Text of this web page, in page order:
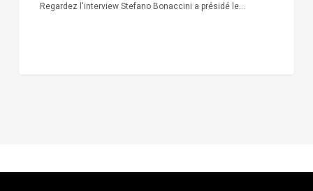
Regardez l'interview Stefano Bonaccini a présidé le…